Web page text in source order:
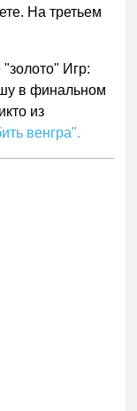
На третьем
Игр:
в финальном
из
венгра".